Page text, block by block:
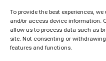
To provide the best experiences,
and/or access device information.
allow us to process data such as
site. Not consenting or
features and functions.